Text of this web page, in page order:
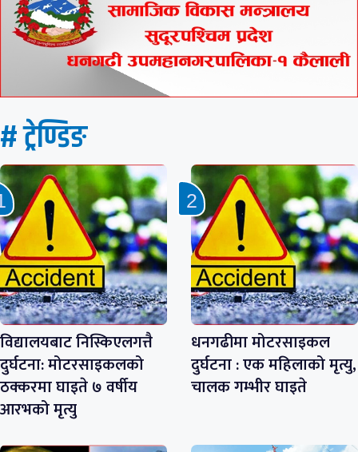
# ट्रेण्डिङ
विद्यालयबाट निस्किएलगत्तै
दुर्घटना: मोटरसाइकलको
ठक्करमा घाइते ७ वर्षीय
आरभको मृत्यु
धनगढीमा मोटरसाइकल
दुर्घटना : एक महिलाको मृत्यु,
चालक गम्भीर घाइते